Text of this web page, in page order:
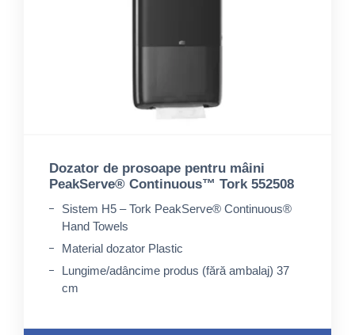
Dozator de prosoape pentru mâini
PeakServe® Continuous™ Tork 552508
Sistem H5 – Tork PeakServe® Continuous®
Hand Towels
Material dozator Plastic
Lungime/adâncime produs (fără ambalaj) 37
cm